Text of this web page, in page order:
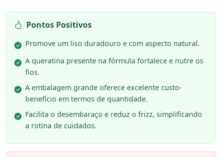
Pontos Positivos
Promove um liso duradouro e com aspecto natural.
A queratina presente na fórmula fortalece e nutre os
fios.
A embalagem grande oferece excelente custo-
benefício em termos de quantidade.
Facilita o desembaraço e reduz o frizz, simplificando
a rotina de cuidados.